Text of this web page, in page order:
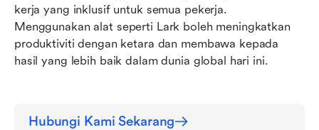
kerja yang inklusif untuk semua pekerja.
Menggunakan alat seperti Lark boleh meningkatkan
produktiviti dengan ketara dan membawa kepada
hasil yang lebih baik dalam dunia global hari ini.
Hubungi Kami Sekarang